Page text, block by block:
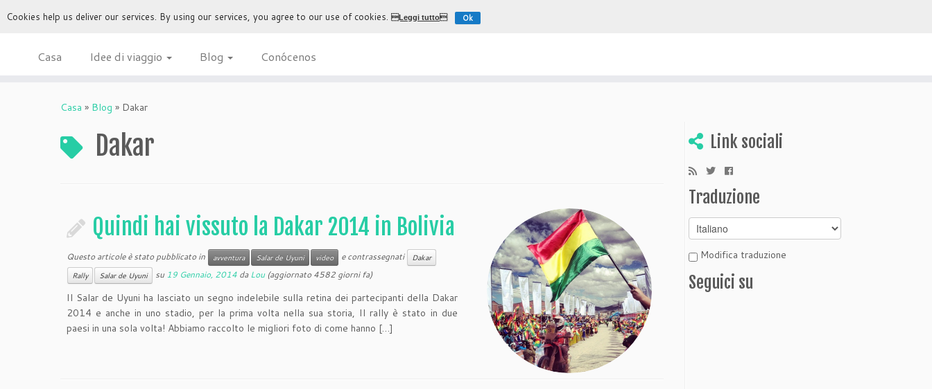
Casa Idee di viaggio Blog Conócenos
Casa » Blog » Dakar
Dakar
Quindi hai vissuto la Dakar 2014 in Bolivia
Questo articole è stato pubblicato in avventura Salar de Uyuni video e contrassegnati
Dakar
Rally
Salar de Uyuni su19 Gennaio, 2014 daLou(aggiornato 4582 giorni fa)
Il Salar de Uyuni ha lasciato un segno indelebile sulla retina dei partecipanti della Dakar
2014 e anche in uno stadio, per la prima volta nella sua storia, Il rally è stato in due
paesi in una sola volta! Abbiamo raccolto le migliori foto di come hanno […]
Link sociali
Traduzione
Modifica traduzione
Seguici su
Cookies help us deliver our services. By using our services, you agree to our use of cookies.Leggi tutto Ok